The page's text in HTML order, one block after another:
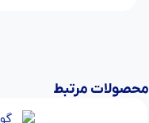
محصولات مرتبط